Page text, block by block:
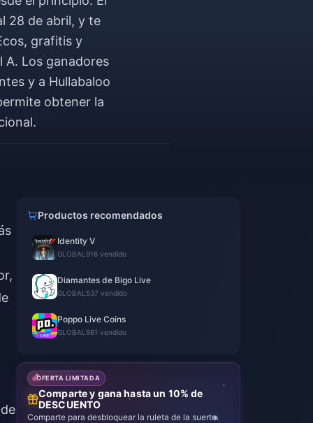
28 de abril, y te
grafitis y
Los ganadores
y a Hullabaloo
obtener la
Productos recomendados
Identity V
GLOBAL 916 vendido
Diamantes de Bigo Live
GLOBAL 537 vendido
Poppo Live Coins
GLOBAL 981 vendido
OFERTA LIMITADA
Comparte y gana hasta un 10% de
DESCUENTO
Comparte para desbloquear la ruleta de la suerte.